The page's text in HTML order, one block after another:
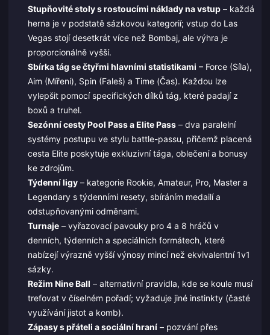
Stupňovité stoly s rostoucími náklady na vstup– každá
herna je v podstatě sázkovou kategorií; vstup do Las
Vegas stojí desetkrát více než Bombaj, ale výhra je
proporcionálně vyšší.
Sbírka tág se čtyřmi hlavními statistikami – Force (Síla),
Aim (Míření), Spin (Faleš) a Time (Čas). Každou lze
vylepšit pomocí specifických dílků tág, které padají z
boxů a truhel.
Sezónní cesty Pool Pass a Elite Pass– dva paralelní
systémy postupu ve stylu battle-passu, přičemž placená
cesta Elite poskytuje exkluzivní tága, oblečení a bonusy
ke zdrojům.
Týdenní ligy– kategorie Rookie, Amateur, Pro, Master a
Legendary s týdenními resety, sbíráním medailí a
odstupňovanými odměnami.
Turnaje– vyřazovací pavouky pro 4 a 8 hráčů v
denních, týdenních a speciálních formátech, které
nabízejí výrazně vyšší výnosy mincí než ekvivalentní 1v1
sázky.
Režim Nine Ball – alternativní pravidla, kde se koule musí
trefovat v číselném pořadí; vyžaduje jiné instinkty (časté
využívání jistot a komb).
Zápasy s přáteli a sociální hraní– pozvání přes